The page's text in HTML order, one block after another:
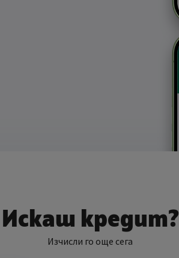
Искаш кредит?
Изчисли го още сега